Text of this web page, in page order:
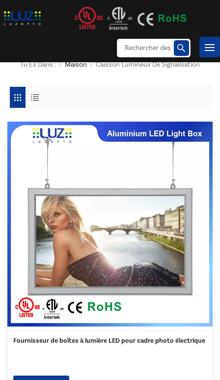
Tu Es Dans : / Maison / Caisson Lumineux De Signalisation
Fournisseur de boîtes à lumière LED pour cadre photo électrique